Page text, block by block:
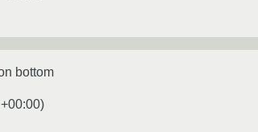
bottom
)